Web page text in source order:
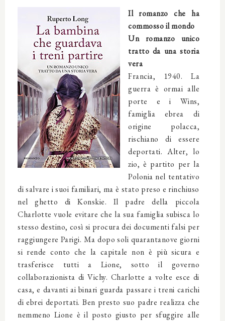
Il romanzo che ha
commosso il mondo
Un romanzo unico
tratto da una storia
vera
Francia, 1940. La
guerra è ormai alle
porte e i Wins,
famiglia ebrea di
origine polacca,
rischiano di essere
deportati. Alter, lo
zio, è partito per la
Polonia nel tentativo
di salvare i suoi familiari, ma è stato preso e rinchiuso
nel ghetto di Konskie. Il padre della piccola
Charlotte vuole evitare che la sua famiglia subisca lo
stesso destino, così si procura dei documenti falsi per
raggiungere Parigi. Ma dopo soli quarantanove giorni
si rende conto che la capitale non è più sicura e
trasferisce tutti a Lione, sotto il governo
collaborazionista di Vichy. Charlotte a volte esce di
casa, e davanti ai binari guarda passare i treni carichi
di ebrei deportati. Ben presto suo padre realizza che
nemmeno Lione è il posto giusto per sfuggire alle